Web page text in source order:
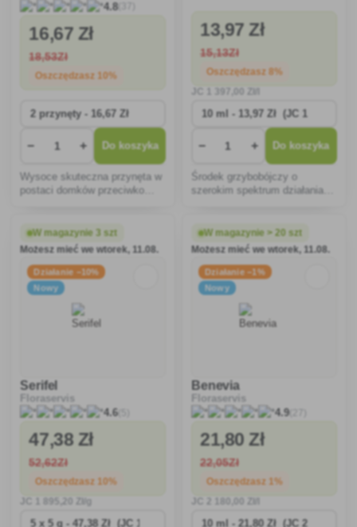
4.8(37)
16,67 Zł
18,53Zł
Oszczędzasz 10%
− + Do koszyka
Wysoce skuteczna przynęta w
postaci domków przeciwko
13,97 Zł
15,13Zł
Oszczędzasz 8%
− + Do koszyka
Środek grzybobójczy o
szerokim spektrum działania.
sprawczych chorób warzyw,
takich jak mączniak, zgorzel,
rdza,
W magazynie 3 szt
Możesz mieć we wtorek, 11.08.
Działanie −10%
Nowy
Serifel
Floraservis
4.6(5)
47,38 Zł
52,62Zł
Oszczędzasz 10%
,20 Zł/g
W magazynie > 20 szt
Możesz mieć we wtorek, 11.08.
Działanie −1%
Nowy
Benevia
Floraservis
4.9(27)
21,80 Zł
22,05Zł
Oszczędzasz 1%
2 180